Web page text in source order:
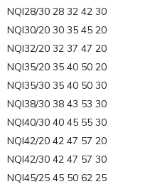
NQI28/30 28 32 42 30
NQI30/20 30 35 45 20
NQI32/20 32 37 47 20
NQI35/20 35 40 50 20
NQI35/30 35 40 50 30
NQI38/30 38 43 53 30
NQI40/30 40 45 55 30
NQI42/20 42 47 57 20
NQI42/30 42 47 57 30
NQI45/25 45 50 62 25